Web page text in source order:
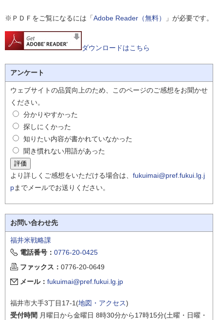
※ＰＤＦをご覧になるには「Adobe Reader（無料） 」が必要です。
ダウンロードはこちら
アンケート
ウェブサイトの品質向上のため、このページのご感想をお聞かせ
ください。
分かりやすかった
探しにくかった
知りたい内容が書かれていなかった
聞き慣れない用語があった
より詳しくご感想をいただける場合は、 fukuimai@pref.fukui.lg.j
pまでメールでお送りください。
お問い合わせ先
福井米戦略課
電話番号： 0776-20-0425
ファックス： 0776-20-0649
メール： fukuimai@pref.fukui.lg.jp
福井市大手3丁目17-1(地図・アクセス)
受付時間 月曜日から金曜日 8時30分から17時15分(土曜・日曜・